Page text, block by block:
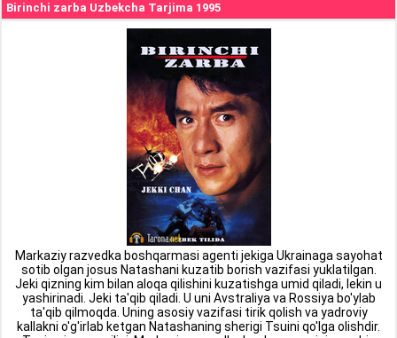
Birinchi zarba Uzbekcha Tarjima 1995
Markaziy razvedka boshqarmasi agenti jekiga Ukrainaga sayohat
sotib olgan josus Natashani kuzatib borish vazifasi yuklatilgan.
Jeki qizning kim bilan aloqa qilishini kuzatishga umid qiladi, lekin u
yashirinadi. Jeki ta'qib qiladi. U uni Avstraliya va Rossiya bo'ylab
ta'qib qilmoqda. Uning asosiy vazifasi tirik qolish va yadroviy
kallakni o'g'irlab ketgan Natashaning sherigi Tsuini qo'lga olishdir.